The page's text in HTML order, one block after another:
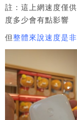
註：這上網速度僅
度多少會有點影響
但整體來說速度是